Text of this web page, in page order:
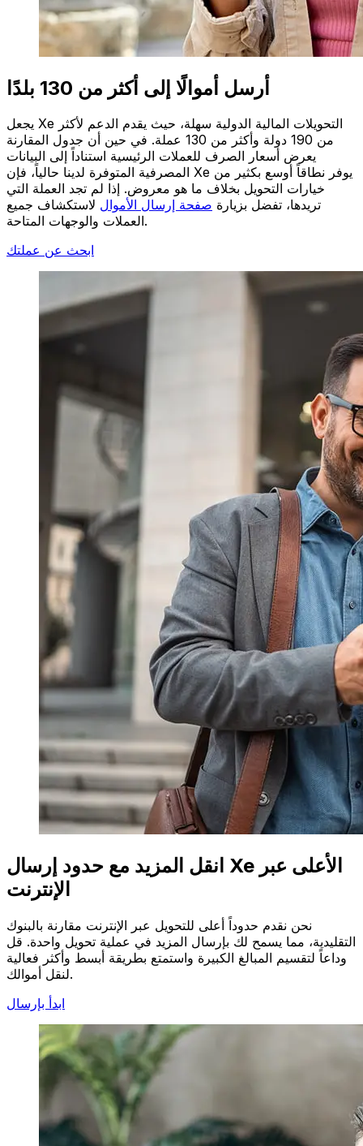
أرسل أموالًا إلى أكثر من 130 بلدًا
يجعل Xe التحويلات المالية الدولية سهلة، حيث يقدم الدعم لأكثر
من 190 دولة وأكثر من 130 عملة. في حين أن جدول المقارنة
يعرض أسعار الصرف للعملات الرئيسية استناداً إلى البيانات
المصرفية المتوفرة لدينا حالياً، فإن Xe يوفر نطاقاً أوسع بكثير من
خيارات التحويل بخلاف ما هو معروض. إذا لم تجد العملة التي
تريدها، تفضل بزيارة صفحة إرسال الأموال لاستكشاف جميع
العملات والوجهات المتاحة.
ابحث عن عملتك
انقل المزيد مع حدود إرسال Xe الأعلى عبر
الإنترنت
نحن نقدم حدوداً أعلى للتحويل عبر الإنترنت مقارنة بالبنوك
التقليدية، مما يسمح لك بإرسال المزيد في عملية تحويل واحدة. قل
وداعاً لتقسيم المبالغ الكبيرة واستمتع بطريقة أبسط وأكثر فعالية
لنقل أموالك.
ابدأ بإرسال